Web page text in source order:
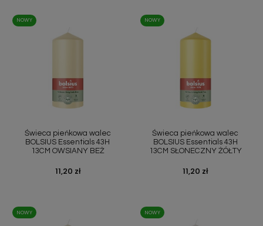
Świeca pieńkowa walec
BOLSIUS Essentials 43H
13CM OWSIANY BEŻ
Cena
11,20 zł
NOWY
Świeca pieńkowa walec
BOLSIUS Essentials 43H
13CM SŁONECZNY ŻÓŁTY
Cena
11,20 zł
NOWY
NOWY NOWY